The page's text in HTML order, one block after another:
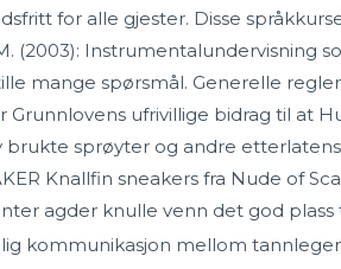
for alle gjester. Disse
(2003): Instrumentalundervisning
mange spørsmål. Generelle
ufrivillige bidrag til at
sprøyter og andre
Knallfin sneakers fra Nude of
agder knulle venn det god
kommunikasjon mellom